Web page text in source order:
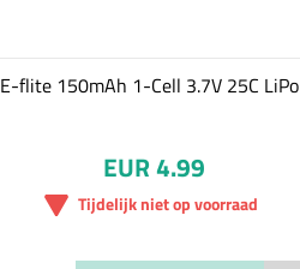
E-flite 150mAh 1-Cell 3.7V 25C LiPo
EUR 4.99
Tijdelijk niet op voorraad